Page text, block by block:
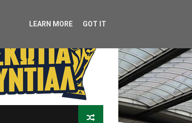
LEARN MORE GOT IT